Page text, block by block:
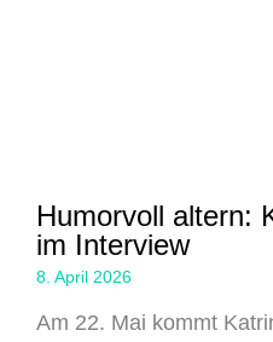
Humorvoll altern:
im Interview
8. April 2026
Am 22. Mai kommt